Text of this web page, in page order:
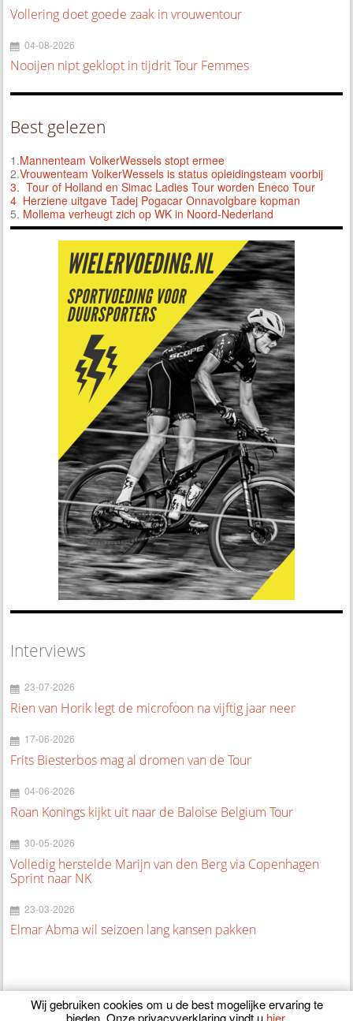
Vollering doet goede zaak in vrouwentour
04-08-2026
Nooijen nipt geklopt in tijdrit Tour Femmes
Best gelezen
1.Mannenteam VolkerWessels stopt ermee
2.Vrouwenteam VolkerWessels is status opleidingsteam voorbij
3. Tour of Holland en Simac Ladies Tour worden Eneco Tour
4 Herziene uitgave Tadej Pogacar Onnavolgbare kopman
5. Mollema verheugt zich op WK in Noord-Nederland
Interviews
23-07-2026
Rien van Horik legt de microfoon na vijftig jaar neer
17-06-2026
Frits Biesterbos mag al dromen van de Tour
04-06-2026
Roan Konings kijkt uit naar de Baloise Belgium Tour
30-05-2026
Volledig herstelde Marijn van den Berg via Copenhagen
Sprint naar NK
23-03-2026
Elmar Abma wil seizoen lang kansen pakken
Wij gebruiken cookies om u de best mogelijke ervaring te
bieden. Onze privacyverklaring vindt u hier.